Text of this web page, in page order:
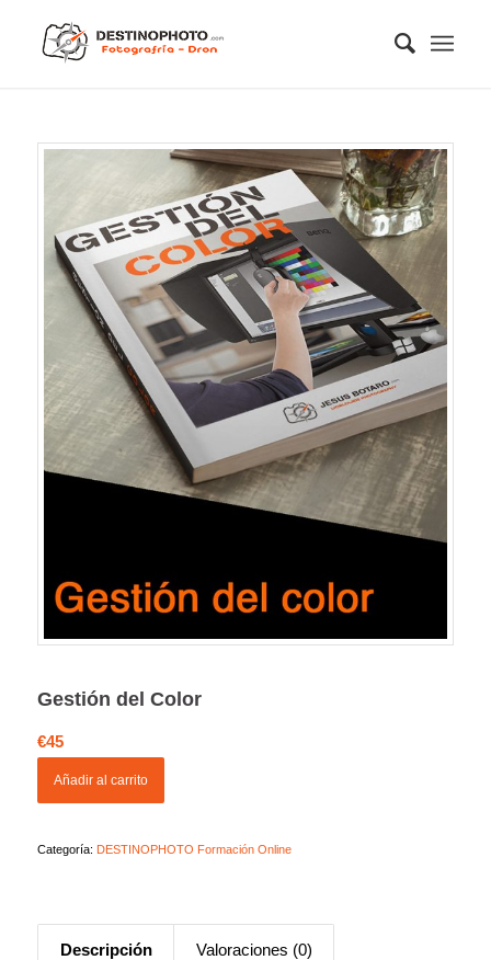
Gestión del Color
€45
Añadir al carrito
Categoría: DESTINOPHOTO Formación Online
Descripción Valoraciones (0)